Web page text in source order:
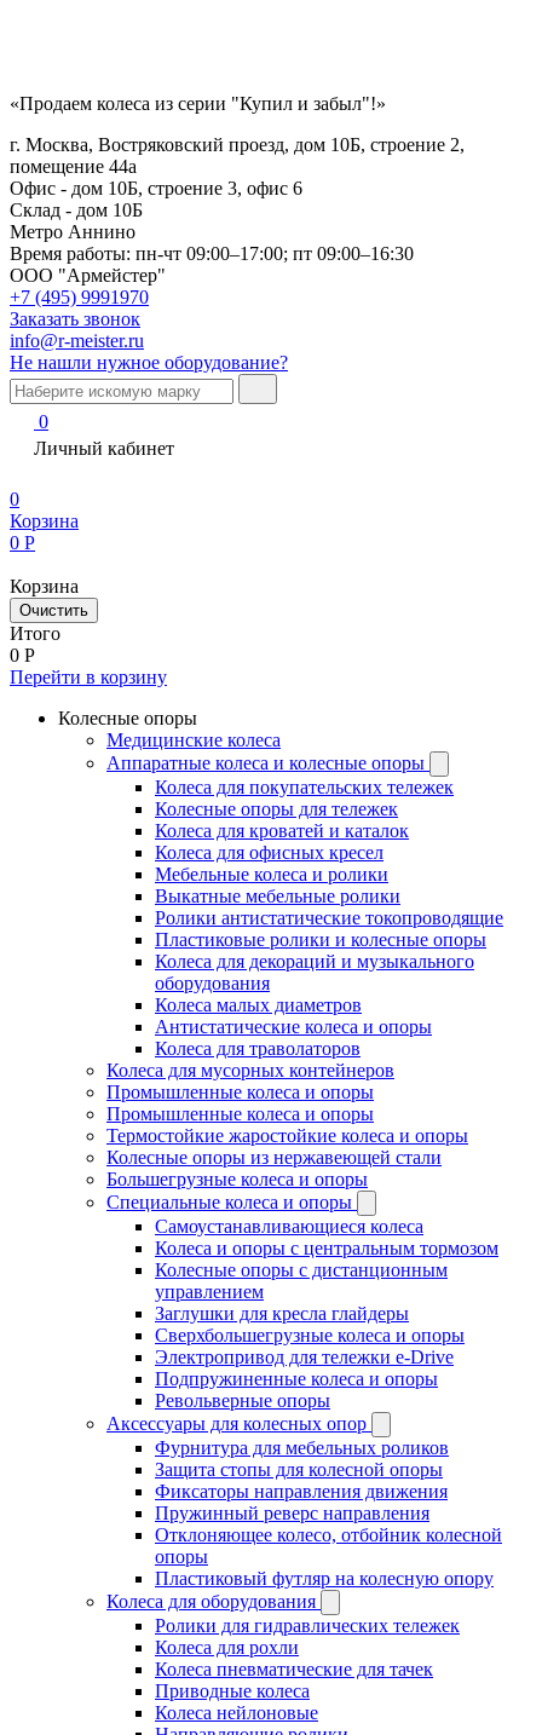
«Продаем колеса из серии "Купил и забыл"!»
г. Москва, Востряковский проезд, дом 10Б, строение 2,
помещение 44а
Офис - дом 10Б, строение 3, офис 6
Склад - дом 10Б
Метро Аннино
Время работы: пн-чт 09:00–17:00; пт 09:00–16:30
ООО "Армейстер"
+7 (495) 9991970
Заказать звонок
info@r-meister.ru
Не нашли нужное оборудование?
0
Личный кабинет
0
Корзина
0 Р
Корзина
Очистить
Итого
0 Р
Перейти в корзину
Колесные опоры
Медицинские колеса
Аппаратные колеса и колесные опоры
Колеса для покупательских тележек
Колесные опоры для тележек
Колеса для кроватей и каталок
Колеса для офисных кресел
Мебельные колеса и ролики
Выкатные мебельные ролики
Ролики антистатические токопроводящие
Пластиковые ролики и колесные опоры
Колеса для декораций и музыкального
оборудования
Колеса малых диаметров
Антистатические колеса и опоры
Колеса для траволаторов
Колеса для мусорных контейнеров
Промышленные колеса и опоры
Промышленные колеса и опоры
Термостойкие жаростойкие колеса и опоры
Колесные опоры из нержавеющей стали
Большегрузные колеса и опоры
Специальные колеса и опоры
Самоустанавливающиеся колеса
Колеса и опоры с центральным тормозом
Колесные опоры с дистанционным
управлением
Заглушки для кресла глайдеры
Сверхбольшегрузные колеса и опоры
Электропривод для тележки e-Drive
Подпружиненные колеса и опоры
Револьверные опоры
Аксессуары для колесных опор
Фурнитура для мебельных роликов
Защита стопы для колесной опоры
Фиксаторы направления движения
Пружинный реверс направления
Отклоняющее колесо, отбойник колесной
опоры
Пластиковый футляр на колесную опору
Колеса для оборудования
Ролики для гидравлических тележек
Колеса для рохли
Колеса пневматические для тачек
Приводные колеса
Колеса нейлоновые